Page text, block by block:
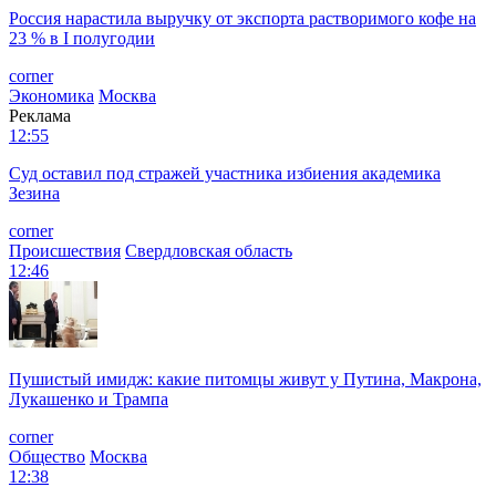
Россия нарастила выручку от экспорта растворимого кофе на
23 % в I полугодии
corner
Экономика Москва
Реклама
12:55
Суд оставил под стражей участника избиения академика
Зезина
corner
Происшествия Свердловская область
12:46
Пушистый имидж: какие питомцы живут у Путина, Макрона,
Лукашенко и Трампа
corner
Общество Москва
12:38